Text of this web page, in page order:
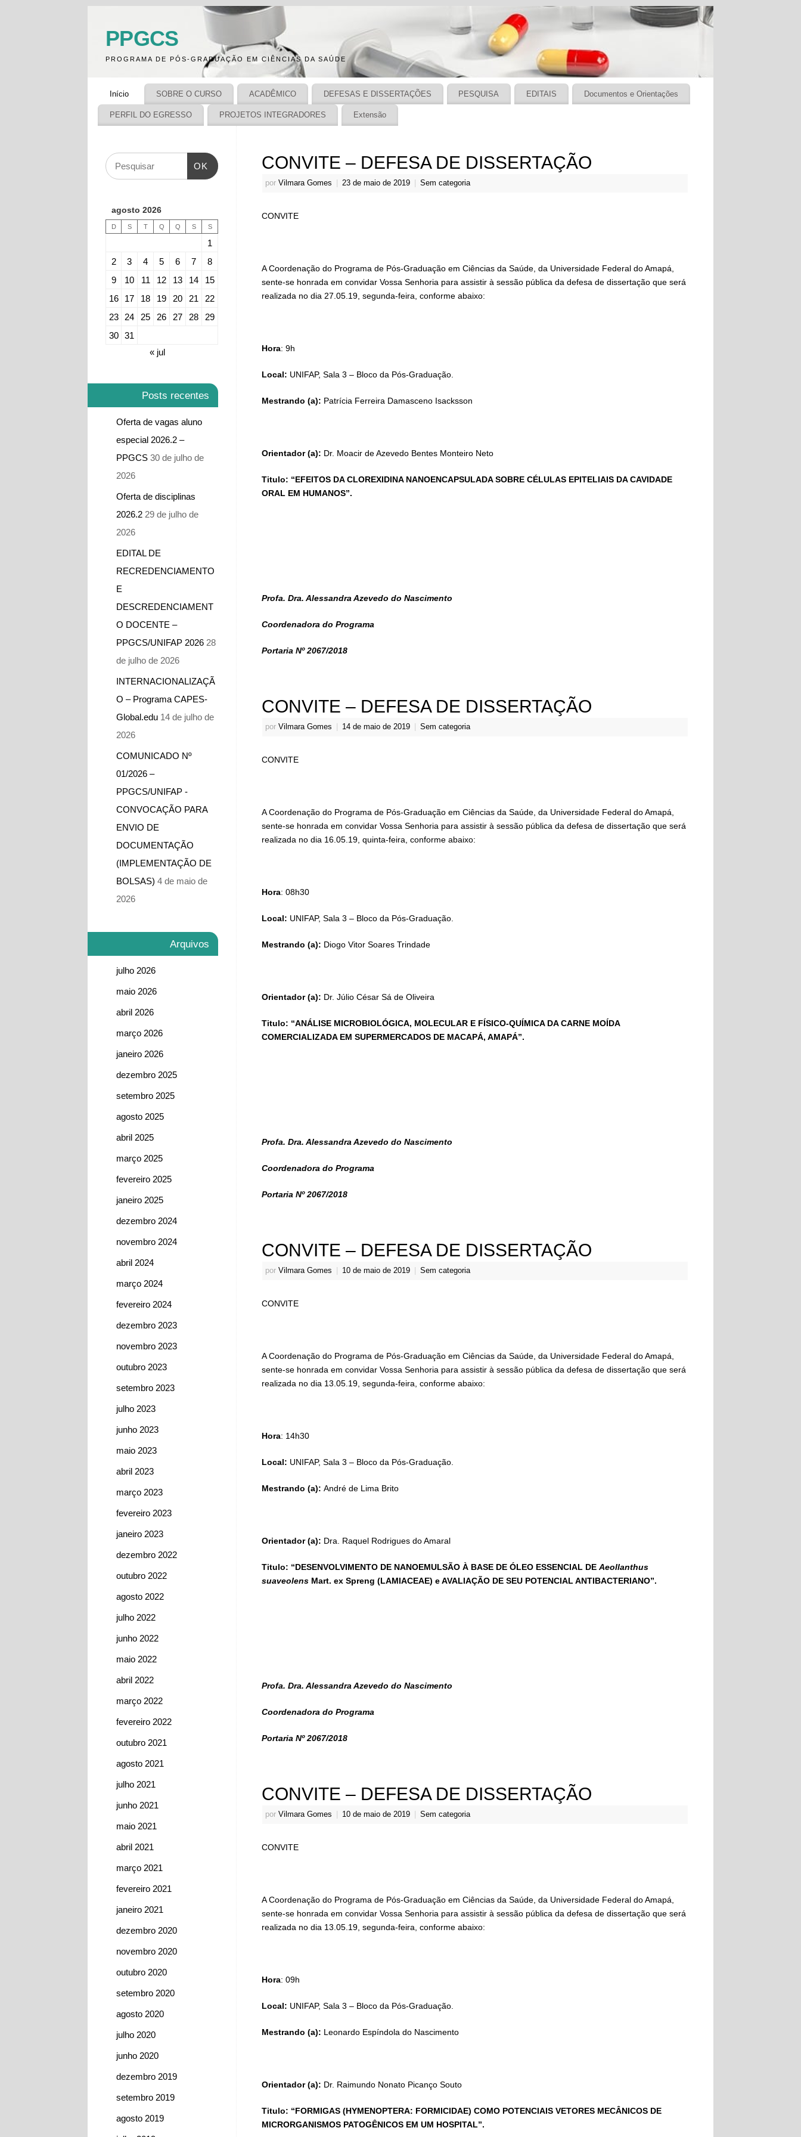
PPGCS
PROGRAMA DE PÓS-GRADUAÇÃO EM CIÊNCIAS DA SAÚDE
Início SOBRE O CURSO ACADÊMICO DEFESAS E DISSERTAÇÕES PESQUISA EDITAIS Documentos e Orientações
PERFIL DO EGRESSO PROJETOS INTEGRADORES Extensão
CONVITE – DEFESA DE DISSERTAÇÃO
por Vilmara Gomes 23 de maio de 2019 Sem categoria
CONVITE
A Coordenação do Programa de Pós-Graduação em Ciências da Saúde, da Universidade Federal do Amapá,
sente-se honrada em convidar Vossa Senhoria para assistir à sessão pública da defesa de dissertação que será
realizada no dia 27.05.19, segunda-feira, conforme abaixo:
Hora: 9h
Local: UNIFAP, Sala 3 – Bloco da Pós-Graduação.
Mestrando (a): Patrícia Ferreira Damasceno Isacksson
Orientador (a): Dr. Moacir de Azevedo Bentes Monteiro Neto
Titulo: “EFEITOS DA CLOREXIDINA NANOENCAPSULADA SOBRE CÉLULAS EPITELIAIS DA CAVIDADE
ORAL EM HUMANOS”.
Profa. Dra. Alessandra Azevedo do Nascimento
Coordenadora do Programa
Portaria Nº 2067/2018
CONVITE – DEFESA DE DISSERTAÇÃO
por Vilmara Gomes 14 de maio de 2019 Sem categoria
CONVITE
A Coordenação do Programa de Pós-Graduação em Ciências da Saúde, da Universidade Federal do Amapá,
sente-se honrada em convidar Vossa Senhoria para assistir à sessão pública da defesa de dissertação que será
realizada no dia 16.05.19, quinta-feira, conforme abaixo:
Hora: 08h30
Local: UNIFAP, Sala 3 – Bloco da Pós-Graduação.
Mestrando (a): Diogo Vitor Soares Trindade
Orientador (a): Dr. Júlio César Sá de Oliveira
Titulo: “ANÁLISE MICROBIOLÓGICA, MOLECULAR E FÍSICO-QUÍMICA DA CARNE MOÍDA
COMERCIALIZADA EM SUPERMERCADOS DE MACAPÁ, AMAPÁ”.
Profa. Dra. Alessandra Azevedo do Nascimento
Coordenadora do Programa
Portaria Nº 2067/2018
CONVITE – DEFESA DE DISSERTAÇÃO
por Vilmara Gomes 10 de maio de 2019 Sem categoria
CONVITE
A Coordenação do Programa de Pós-Graduação em Ciências da Saúde, da Universidade Federal do Amapá,
sente-se honrada em convidar Vossa Senhoria para assistir à sessão pública da defesa de dissertação que será
realizada no dia 13.05.19, segunda-feira, conforme abaixo:
Hora: 14h30
Local: UNIFAP, Sala 3 – Bloco da Pós-Graduação.
Mestrando (a): André de Lima Brito
Orientador (a): Dra. Raquel Rodrigues do Amaral
Titulo: “DESENVOLVIMENTO DE NANOEMULSÃO À BASE DE ÓLEO ESSENCIAL DE Aeollanthus
suaveolens Mart. ex Spreng (LAMIACEAE) e AVALIAÇÃO DE SEU POTENCIAL ANTIBACTERIANO”.
Profa. Dra. Alessandra Azevedo do Nascimento
Coordenadora do Programa
Portaria Nº 2067/2018
CONVITE – DEFESA DE DISSERTAÇÃO
por Vilmara Gomes 10 de maio de 2019 Sem categoria
CONVITE
A Coordenação do Programa de Pós-Graduação em Ciências da Saúde, da Universidade Federal do Amapá,
sente-se honrada em convidar Vossa Senhoria para assistir à sessão pública da defesa de dissertação que será
realizada no dia 13.05.19, segunda-feira, conforme abaixo:
Hora: 09h
Local: UNIFAP, Sala 3 – Bloco da Pós-Graduação.
Mestrando (a): Leonardo Espíndola do Nascimento
Orientador (a): Dr. Raimundo Nonato Picanço Souto
Titulo: “FORMIGAS (HYMENOPTERA: FORMICIDAE) COMO POTENCIAIS VETORES MECÂNICOS DE
MICRORGANISMOS PATOGÊNICOS EM UM HOSPITAL”.
OK
agosto 2026
D S T Q Q S S
1
2
3 4 5 6 7
8
9
10 11 12 13 14
15
16
17 18 19 20 21
22
23
24 25 26 27 28
29
30
31
« jul
Posts recentes
Oferta de vagas aluno
especial 2026.2 –
PPGCS 30 de julho de
2026
Oferta de disciplinas
2026.2 29 de julho de
2026
EDITAL DE
RECREDENCIAMENTO
E
DESCREDENCIAMENT
O DOCENTE –
PPGCS/UNIFAP 2026 28
de julho de 2026
INTERNACIONALIZAÇÃ
O – Programa CAPES-
Global.edu 14 de julho de
2026
COMUNICADO Nº
01/2026 –
PPGCS/UNIFAP -​
CONVOCAÇÃO PARA
ENVIO DE
DOCUMENTAÇÃO
(IMPLEMENTAÇÃO DE
BOLSAS) 4 de maio de
2026
Arquivos
julho 2026
maio 2026
abril 2026
março 2026
janeiro 2026
dezembro 2025
setembro 2025
agosto 2025
abril 2025
março 2025
fevereiro 2025
janeiro 2025
dezembro 2024
novembro 2024
abril 2024
março 2024
fevereiro 2024
dezembro 2023
novembro 2023
outubro 2023
setembro 2023
julho 2023
junho 2023
maio 2023
abril 2023
março 2023
fevereiro 2023
janeiro 2023
dezembro 2022
outubro 2022
agosto 2022
julho 2022
junho 2022
maio 2022
abril 2022
março 2022
fevereiro 2022
outubro 2021
agosto 2021
julho 2021
junho 2021
maio 2021
abril 2021
março 2021
fevereiro 2021
janeiro 2021
dezembro 2020
novembro 2020
outubro 2020
setembro 2020
agosto 2020
julho 2020
junho 2020
dezembro 2019
setembro 2019
agosto 2019